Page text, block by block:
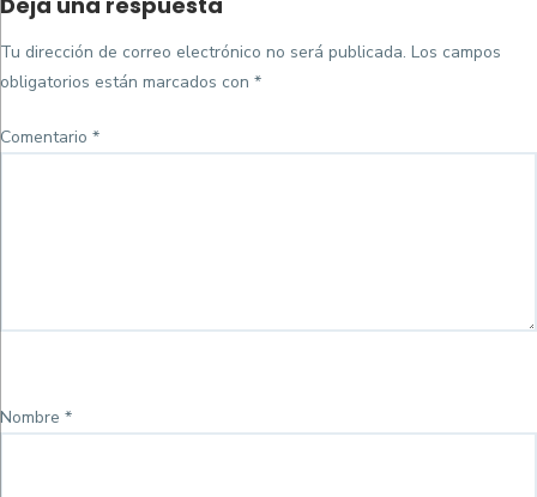
on
Tu dirección de correo electrónico no será publicada. Los campos
obligatorios están marcados con *
Comentario *
Nombre *